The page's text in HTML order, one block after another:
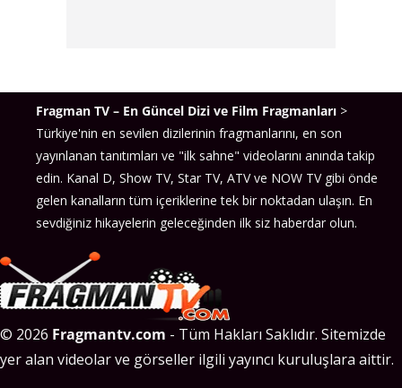
Fragman TV – En Güncel Dizi ve Film Fragmanları >
Türkiye'nin en sevilen dizilerinin fragmanlarını, en son
yayınlanan tanıtımları ve "ilk sahne" videolarını anında takip
edin. Kanal D, Show TV, Star TV, ATV ve NOW TV gibi önde
gelen kanalların tüm içeriklerine tek bir noktadan ulaşın. En
sevdiğiniz hikayelerin geleceğinden ilk siz haberdar olun.
© 2026 Fragmantv.com - Tüm Hakları Saklıdır. Sitemizde
yer alan videolar ve görseller ilgili yayıncı kuruluşlara aittir.